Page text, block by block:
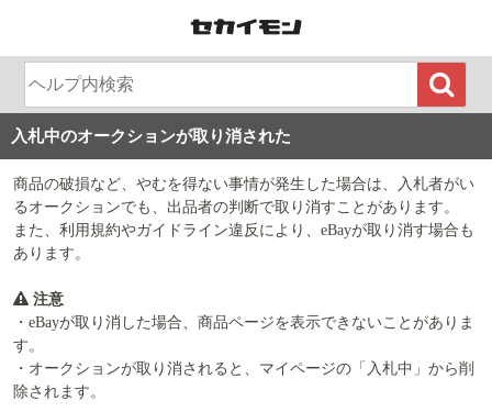
入札中のオークションが取り消された
商品の破損など、やむを得ない事情が発生した場合は、入札者がい
るオークションでも、出品者の判断で取り消すことがあります。
また、利用規約やガイドライン違反により、eBayが取り消す場合も
あります。
注意
・eBayが取り消した場合、商品ページを表示できないことがありま
す。
・オークションが取り消されると、マイページの「入札中」から削
除されます。